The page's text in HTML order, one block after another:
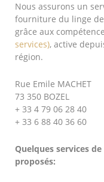
Nous assurons un
fourniture du linge
grâce aux
services), active
région.
Rue Emile MACHET
73 350 BOZEL
+ 33 4 79 06 28 40
+ 33 6 88 40 36 60
Quelques services
proposés: